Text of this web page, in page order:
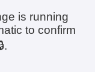
is running
to confirm